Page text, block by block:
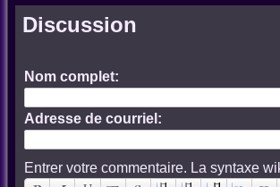
Discussion
Nom complet:
Adresse de courriel:
Entrer votre commentaire. La syntaxe